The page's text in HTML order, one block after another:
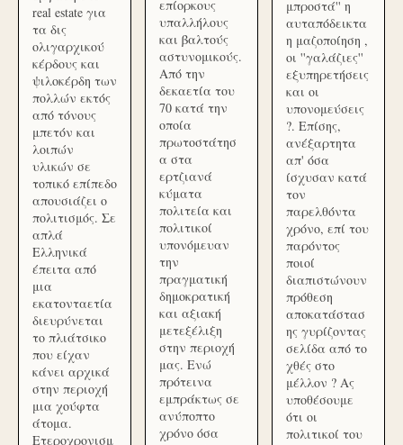
real estate για
τα δις
ολιγαρχικού
κέρδους και
ψιλοκέρδη των
πολλών εκτός
από τόνους
μπετόν και
λοιπών
υλικών σε
τοπικό επίπεδο
απουσιάζει ο
πολιτισμός. Σε
απλά
Ελληνικά
έπειτα από
μια
εκατονταετία
διευρύνεται
το πλιάτσικο
που είχαν
κάνει αρχικά
στην περιοχή
μια χούφτα
άτομα.
Ετεροχρονισμ
επίορκους
υπαλλήλους
και βαλτούς
αστυνομικούς.
Από την
δεκαετία του
70 κατά την
οποία
πρωτοστάτησ
α στα
ερτζιανά
κύματα
πολιτεία και
πολιτικοί
υπονόμευαν
την
πραγματική
δημοκρατική
και αξιακή
μετεξέλιξη
στην περιοχή
μας. Ενώ
πρότεινα
εμπράκτως σε
ανύποπτο
χρόνο όσα
μπροστά'' η
αυταπόδεικτα
η μαζοποίηση ,
οι ''γαλάζιες''
εξυπηρετήσεις
και οι
υπονομεύσεις
?. Επίσης,
ανέξαρτητα
απ' όσα
ίσχυσαν κατά
τον
παρελθόντα
χρόνο, επί του
παρόντος
ποιοί
διαπιστώνουν
πρόθεση
αποκατάστασ
ης γυρίζοντας
σελίδα από το
χθές στο
μέλλον ? Ας
υποθέσουμε
ότι οι
πολιτικοί του